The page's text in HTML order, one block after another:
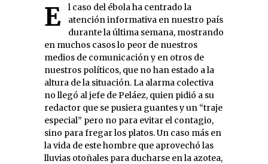
El caso del ébola ha centrado la
atención informativa en nuestro país
durante la última semana, mostrando
en muchos casos lo peor de nuestros
medios de comunicación y en otros de
nuestros políticos, que no han estado a la
altura de la situación. La alarma colectiva
no llegó al jefe de Peláez, quien pidió a su
redactor que se pusiera guantes y un “traje
especial” pero no para evitar el contagio,
sino para fregar los platos. Un caso más en
la vida de este hombre que aprovechó las
lluvias otoñales para ducharse en la azotea,